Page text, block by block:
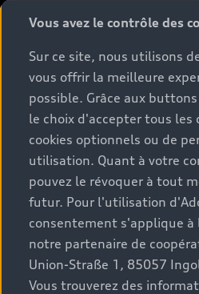
Tous les modèles
Comparer les modèles
Modèles électriques
Hybrides plug-in
Conseil & achat
Offres du moment
Configurateur
Véhicules neufs disponibles
Occasions
Audi Gebrauchtwagen :plus
Clients professionnels
Audi exclusive
Service & Accessoires
Accessoires d'origine Audi
Audi Services
Services numériques Audi
myAudi
Garantie & assistance
Partenaire Service Audi
Espace client
Contact
Trouver mon partenaire Audi
Demande d'essai
Audi World
Stories of Progress
Stories of Luxembourg
© 2026 Audi AG. Tous droits
Vous avez le contrôle des
Sur ce site, nous utilisons
vous offrir la meilleure
possible. Grâce aux
le choix d'accepter tous les
cookies optionnels ou de
utilisation. Quant à votre
pouvez le révoquer à tout
futur. Pour l'utilisation
consentement s'applique à
notre partenaire de
Union-Straße 1, 85057
Vous trouverez des